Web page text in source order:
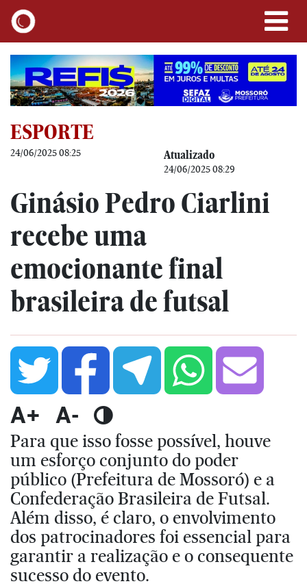
ESPORTE
24/06/2025 08:25 Atualizado
24/06/2025 08:29
Ginásio Pedro Ciarlini
recebe uma
emocionante final
brasileira de futsal
A+ A-
Para que isso fosse possível, houve
um esforço conjunto do poder
público (Prefeitura de Mossoró) e a
Confederação Brasileira de Futsal.
Além disso, é claro, o envolvimento
dos patrocinadores foi essencial para
garantir a realização e o consequente
sucesso do evento.